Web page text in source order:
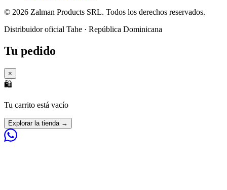
© 2026 Zalman Products SRL. Todos los derechos reservados.
Distribuidor oficial Tahe · República Dominicana
Tu pedido
×
🛍️
Tu carrito está vacío
Explorar la tienda →